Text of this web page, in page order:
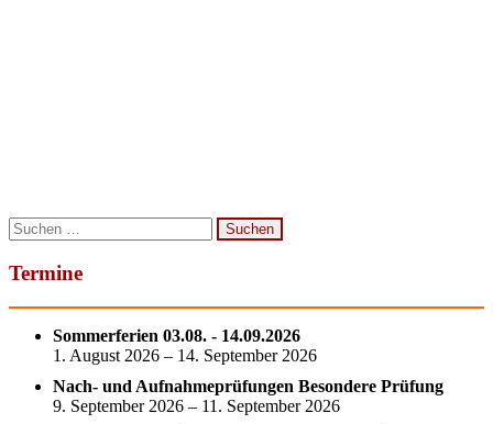
Suchen
nach:
Termine
Sommerferien 03.08. - 14.09.2026
1. August 2026 – 14. September 2026
Nach- und Aufnahmeprüfungen Besondere Prüfung
9. September 2026 – 11. September 2026